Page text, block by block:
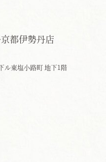
都伊勢丹店
ル東塩小路町 地下1階